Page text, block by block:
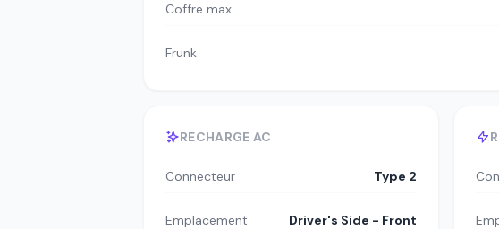
Coffre max
Frunk
RECHARGE AC
Connecteur Type 2
Emplacement Driver's Side - Front